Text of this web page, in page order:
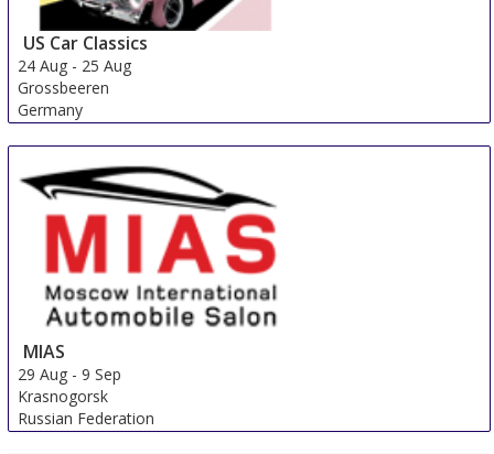
US Car Classics
24 Aug - 25 Aug
Grossbeeren
Germany
MIAS
29 Aug -9 Sep
Krasnogorsk
Russian Federation